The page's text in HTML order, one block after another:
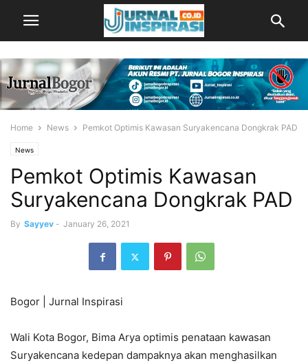
Home News Pemkot Optimis Kawasan Suryakencana Dongkrak PAD
News
Pemkot Optimis Kawasan
Suryakencana Dongkrak PAD
By Sayyev - January 26, 2021
Bogor | Jurnal Inspirasi
Wali Kota Bogor, Bima Arya optimis penataan kawasan
Suryakencana kedepan dampaknya akan menghasilkan